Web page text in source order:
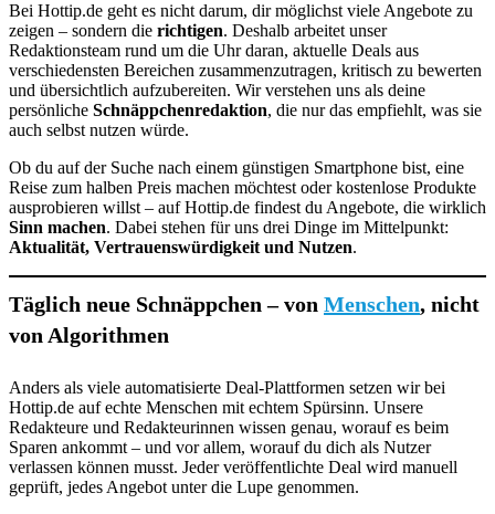
Bei Hottip.de geht es nicht darum, dir möglichst viele Angebote zu
zeigen – sondern die richtigen. Deshalb arbeitet unser
Redaktionsteam rund um die Uhr daran, aktuelle Deals aus
verschiedensten Bereichen zusammenzutragen, kritisch zu bewerten
und übersichtlich aufzubereiten. Wir verstehen uns als deine
persönliche Schnäppchenredaktion, die nur das empfiehlt, was sie
auch selbst nutzen würde.
Ob du auf der Suche nach einem günstigen Smartphone bist, eine
Reise zum halben Preis machen möchtest oder kostenlose Produkte
ausprobieren willst – auf Hottip.de findest du Angebote, die wirklich
Sinn machen. Dabei stehen für uns drei Dinge im Mittelpunkt:
Aktualität, Vertrauenswürdigkeit und Nutzen.
Täglich neue Schnäppchen – von Menschen, nicht
von Algorithmen
Anders als viele automatisierte Deal-Plattformen setzen wir bei
Hottip.de auf echte Menschen mit echtem Spürsinn. Unsere
Redakteure und Redakteurinnen wissen genau, worauf es beim
Sparen ankommt – und vor allem, worauf du dich als Nutzer
verlassen können musst. Jeder veröffentlichte Deal wird manuell
geprüft, jedes Angebot unter die Lupe genommen.